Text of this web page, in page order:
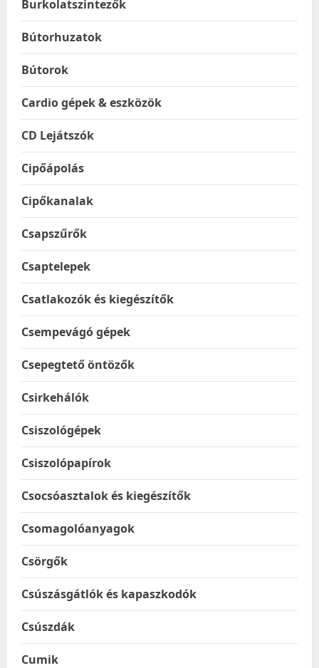
Burkolatszintezők
Bútorhuzatok
Bútorok
Cardio gépek & eszközök
CD Lejátszók
Cipőápolás
Cipőkanalak
Csapszűrők
Csaptelepek
Csatlakozók és kiegészítők
Csempevágó gépek
Csepegtető öntözők
Csirkehálók
Csiszológépek
Csiszolópapírok
Csocsóasztalok és kiegészítők
Csomagolóanyagok
Csörgők
Csúszásgátlók és kapaszkodók
Csúszdák
Cumik